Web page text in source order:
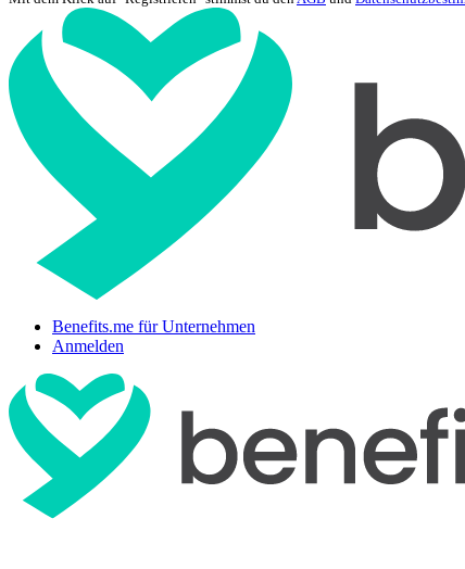
Benefits.me für Unternehmen
Anmelden